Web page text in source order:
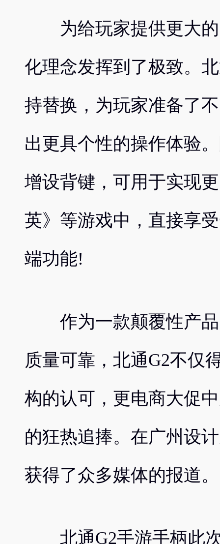
为给玩家提供更大的
化理念发挥到了极致。
持替换，为玩家准备了
出更具个性的操作体验
增设背键，可用于实现
英》等游戏中，直接享
端功能!
作为一款颠覆性产品
质量可靠，北通G2不仅
构的认可，更电商大促
的狂热追捧。在广州设
获得了众多媒体的报道。
北通G2手游手柄此次